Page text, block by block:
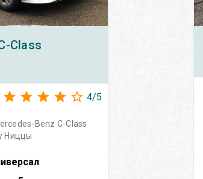
Class
4/5
Benz C-Class
Ниццы